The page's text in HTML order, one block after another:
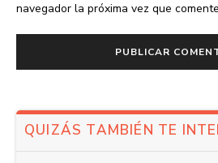
navegador la próxima vez que
QUIZÁS TAMBIÉN TE